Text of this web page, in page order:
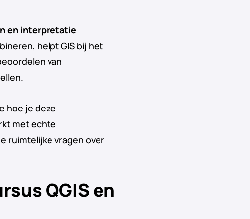
en interpretatie
helpt GIS bij het
van
hoe je deze
met echte
ruimtelijke vragen over
QGIS en